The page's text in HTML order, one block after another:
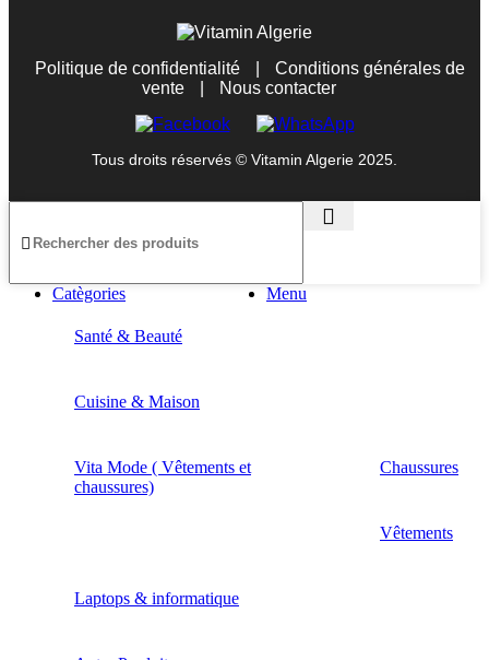
Politique de confidentialité
Conditions générales de
vente
Nous contacter
Tous droits réservés © Vitamin Algerie 2025.
Menu
Catègories
Santé & Beauté
Cuisine & Maison
Vita Mode ( Vêtements et
chaussures)
Chaussures
Vêtements
Laptops & informatique